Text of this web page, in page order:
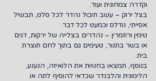
וקדרה צמחונית ועוד.
בצל ירוק – עשב תיבול נהדר לכל סלט, תבשיל
אסייתי, נודלס וכמעט לכל דבר.
טימין ורוזמרין – נהדרים בצלייה של ירקות, דגים
או בשר בתנור, טעימים גם בתוך לחם תוצרת
בית.
בנוסף, תמצאו בחנויות את הלואיזה, הנענע,
הלימונית והלבנדר שכדאי להוסיף לתה או